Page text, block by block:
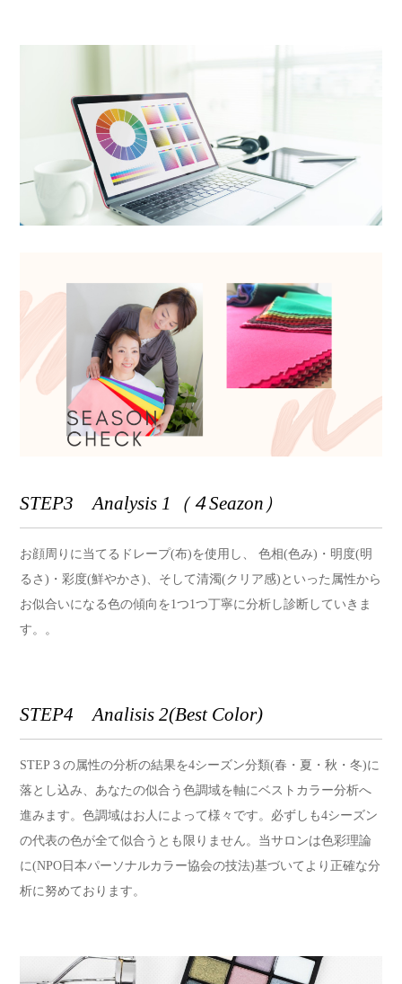
STEP3 Analysis 1（４Seazon）
お顔周りに当てるドレープ(布)を使用し、 色相(色み)・明度(明
るさ)・彩度(鮮やかさ)、そして清濁(クリア感)といった属性から
お似合いになる色の傾向を1つ1つ丁寧に分析し診断していきま
す。。
STEP4 Analisis 2(Best Color)
STEP３の属性の分析の結果を4シーズン分類(春・夏・秋・冬)に
落とし込み、あなたの似合う色調域を軸にベストカラー分析へ
進みます。色調域はお人によって様々です。必ずしも4シーズン
の代表の色が全て似合うとも限りません。当サロンは色彩理論
に(NPO日本パーソナルカラー協会の技法)基づいてより正確な分
析に努めております。